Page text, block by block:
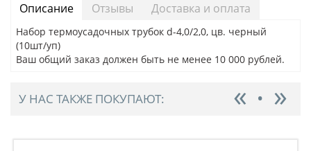
Описание Отзывы Доставка и оплата
Набор термоусадочных трубок d-4,0/2,0, цв. черный
(10шт/уп)
Ваш общий заказ должен быть не менее 10 000 рублей.
У НАС ТАКЖЕ ПОКУПАЮТ: